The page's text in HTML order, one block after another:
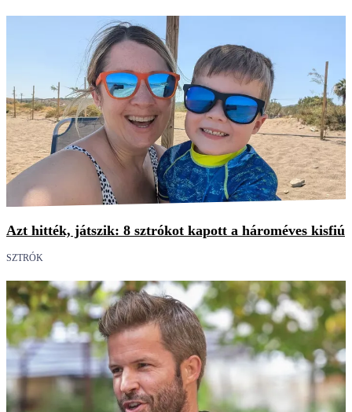
Azt hitték, játszik: 8 sztrókot kapott a hároméves kisfiú
SZTRÓK